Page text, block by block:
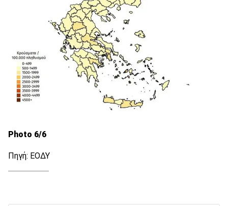
Photo 6/6
Πηγή: ΕΟΔΥ